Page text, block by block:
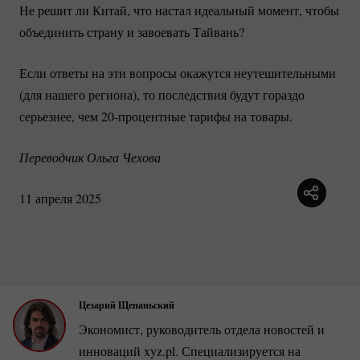
Не решит ли Китай, что настал идеальный момент, чтобы
объединить страну и завоевать Тайвань?
Если ответы на эти вопросы окажутся неутешительными
(для нашего региона), то последствия будут гораздо
серьезнее, чем20-процентныетарифы на товары.
Переводчик Ольга Чехова
11 апреля 2025
Цезарий Щепаньский
Экономист, руководитель отдела новостей и
инноваций xyz.pl. Специализируется на